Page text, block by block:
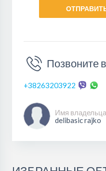
Позвоните
+38263203922
Имя владельца
delibasic rajko